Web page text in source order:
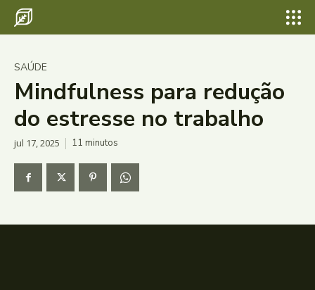
SAÚDE
Mindfulness para redução
do estresse no trabalho
jul 17, 2025 11 minutos